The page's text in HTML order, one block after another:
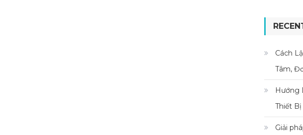
Cách
Tâm,
Hướng
Thiết Bị
Giải